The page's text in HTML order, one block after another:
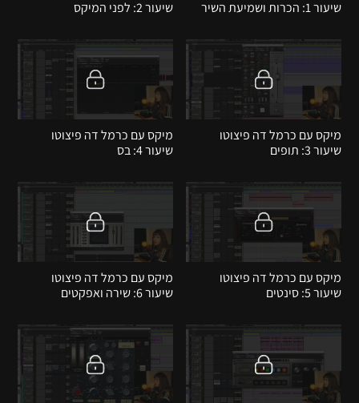
שיעור 1: הכרות ושמיעת השיר
שיעור 2: לפני המיקס
מיקס עם כרמל דה פיצוטו
שיעור 3: תופים
מיקס עם כרמל דה פיצוטו
שיעור 4: בס
מיקס עם כרמל דה פיצוטו
שיעור 5: סינטים
מיקס עם כרמל דה פיצוטו
שיעור 6: שירה ואפקטים